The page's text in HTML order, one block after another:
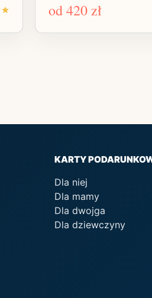
od420 zł
KARTY
Dla niej
Dla mamy
Dla dwojga
Dla dziewczyny